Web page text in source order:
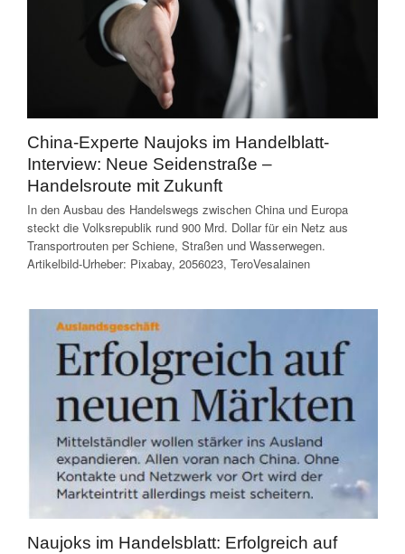
China-Experte Naujoks im Handelblatt-
Interview: Neue Seidenstraße –
Handelsroute mit Zukunft
In den Ausbau des Handelswegs zwischen China und Europa
steckt die Volksrepublik rund 900 Mrd. Dollar für ein Netz aus
Transportrouten per Schiene, Straßen und Wasserwegen.
Artikelbild-Urheber: Pixabay, 2056023, TeroVesalainen
Naujoks im Handelsblatt: Erfolgreich auf